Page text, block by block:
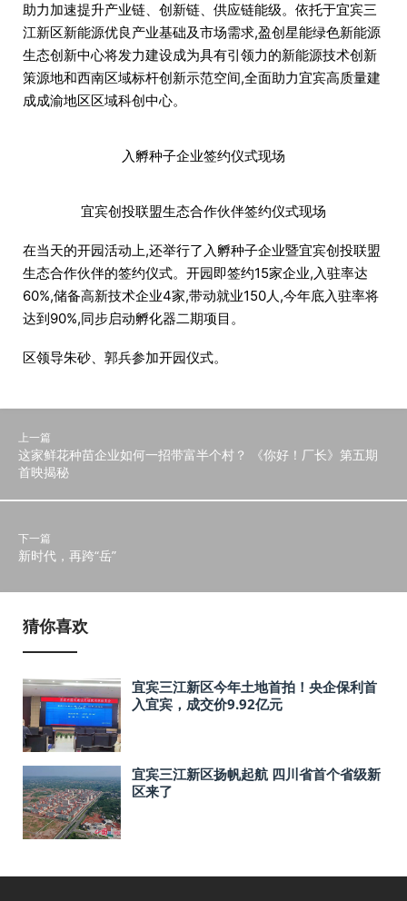
助力加速提升产业链、创新链、供应链能级。依托于宜宾三
江新区新能源优良产业基础及市场需求,盈创星能绿色新能源
生态创新中心将发力建设成为具有引领力的新能源技术创新
策源地和西南区域标杆创新示范空间,全面助力宜宾高质量建
成成渝地区区域科创中心。
入孵种子企业签约仪式现场
宜宾创投联盟生态合作伙伴签约仪式现场
在当天的开园活动上,还举行了入孵种子企业暨宜宾创投联盟
生态合作伙伴的签约仪式。开园即签约15家企业,入驻率达
60%,储备高新技术企业4家,带动就业150人,今年底入驻率将
达到90%,同步启动孵化器二期项目。
区领导朱砂、郭兵参加开园仪式。
上一篇
这家鲜花种苗企业如何一招带富半个村？ 《你好！厂长》第五期
首映揭秘
下一篇
新时代，再跨“岳”
猜你喜欢
宜宾三江新区今年土地首拍！央企保利首
入宜宾，成交价9.92亿元
宜宾三江新区扬帆起航 四川省首个省级新
区来了